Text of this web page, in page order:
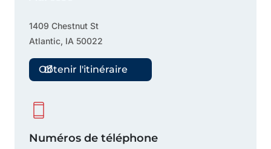
1409 Chestnut St
Atlantic, IA 50022
Obtenir l'itinéraire
Numéros de téléphone